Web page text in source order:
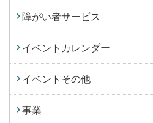
障がい者サービス
イベントカレンダー
イベントその他
事業